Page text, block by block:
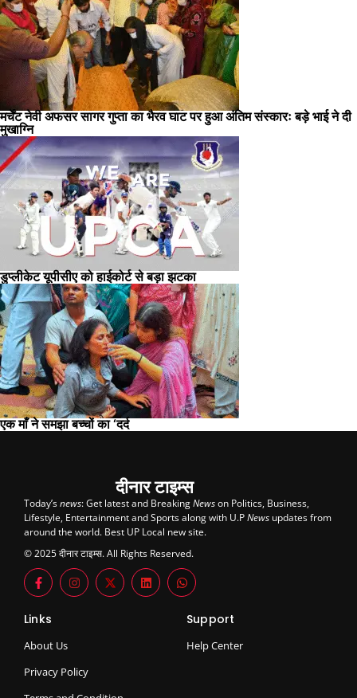
मर्चेंट नेवी अफसर सागर गुप्ता का भैरव घाट पर हुआ अंतिम संस्कारः बड़े भाई ने दी
मुखाग्नि
डुप्लीकेट यूपीसीए को हाईकोर्ट से बड़ा झटका
एक माँ ने समझा बच्चों का ‘दर्द
दीनार टाइम्स
Today’snews: Get latest and BreakingNewson Politics, Business,
Lifestyle, Entertainment and Sports along with U.PNews updates from
around the world. Best UP Local new site.
© 2025 दीनार टाइम्स. All Rights Reserved.
Links
About Us
Privacy Policy
Support
Help Center